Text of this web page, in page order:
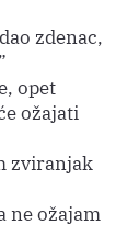
zdenac,
opet
ožajati
zviranjak
ne ožajam